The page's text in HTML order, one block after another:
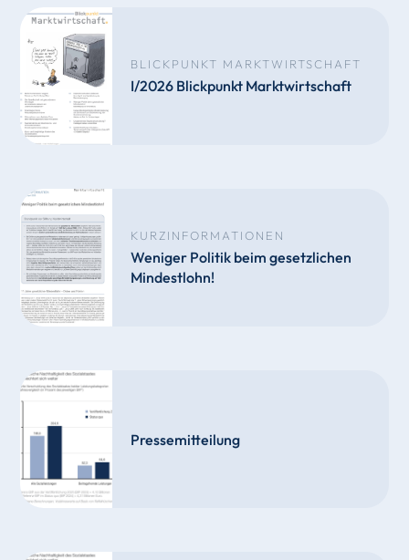
BLICKPUNKT MARKTWIRTSCHAFT
I/2026 Blickpunkt Marktwirtschaft
KURZINFORMATIONEN
Weniger Politik beim gesetzlichen
Mindestlohn!
Pressemitteilung